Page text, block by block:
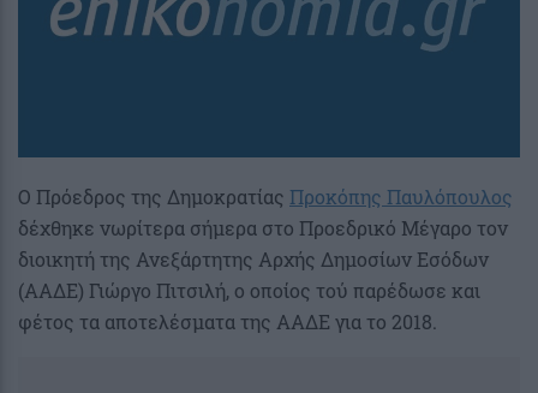
Ο Πρόεδρος της Δημοκρατίας Προκόπης Παυλόπουλος
δέχθηκε νωρίτερα σήμερα στο Προεδρικό Μέγαρο τον
διοικητή της Ανεξάρτητης Αρχής Δημοσίων Εσόδων
(ΑΑΔΕ) Γιώργο Πιτσιλή, ο οποίος τού παρέδωσε και
φέτος τα αποτελέσματα της ΑΑΔΕ για το 2018.